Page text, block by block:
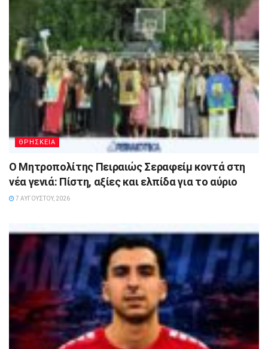
ΘΡΗΣΚΕΙΑ
Ο Μητροπολίτης Πειραιώς Σεραφείμ κοντά στη
νέα γενιά: Πίστη, αξίες και ελπίδα για το αύριο
7 ΑΥΓΟΎΣΤΟΥ, 2026